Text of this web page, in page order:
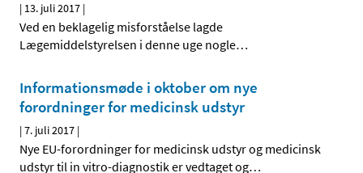
| 13. juli 2017 |
Ved en beklagelig misforståelse lagde
Lægemiddelstyrelsen i denne uge nogle…
Informationsmøde i oktober om nye
forordninger for medicinsk udstyr
|7. juli 2017 |
Nye EU-forordninger for medicinsk udstyr og medicinsk
udstyr til in vitro-diagnostik er vedtaget og…